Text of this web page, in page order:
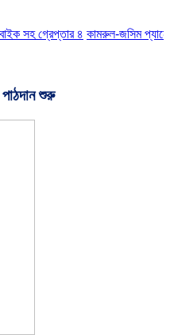
গ্রেপ্তার ৪ কামরুল-জসিম প্যানেলের
পাঠদান শুরু